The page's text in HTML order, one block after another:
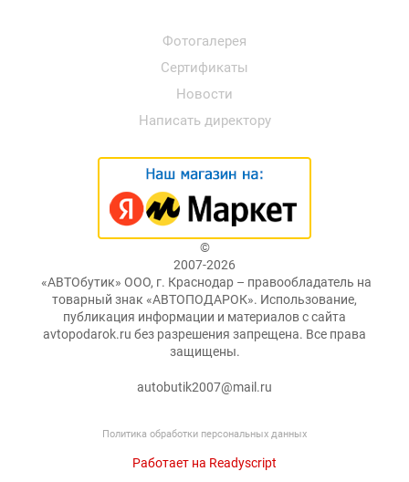
Фотогалерея
Сертификаты
Новости
Написать директору
©
2007-2026
«АВТОбутик» ООО, г. Краснодар – правообладатель на
товарный знак «АВТОПОДАРОК». Использование,
публикация информации и материалов с сайта
avtopodarok.ru без разрешения запрещена. Все права
защищены.
autobutik2007@mail.ru
Политика обработки персональных данных
Работает на Readyscript